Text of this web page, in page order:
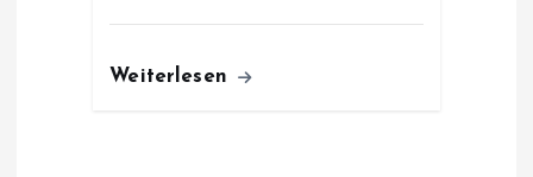
Weiterlesen